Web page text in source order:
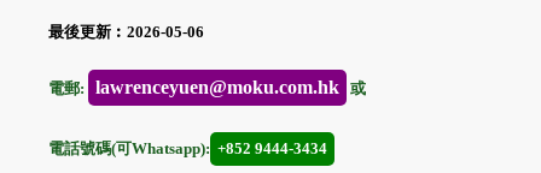
最後更新︰2026-05-06
電郵: lawrenceyuen@moku.com.hk 或
電話號碼(可Whatsapp): +852 9444-3434